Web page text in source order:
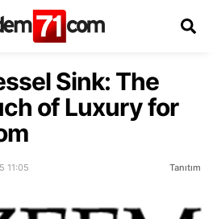
Sink: The
of Luxury for
11:05 Tanıtım